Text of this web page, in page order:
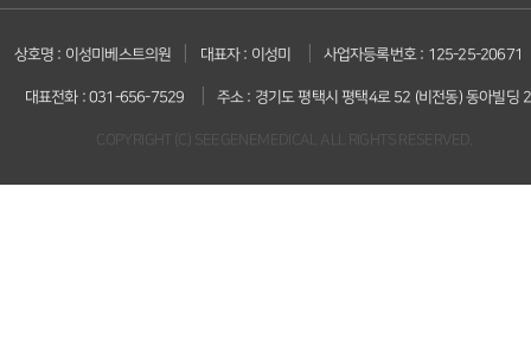
상호명 : 이성미베스트의원 대표자 : 이성미 사업자등록번호 : 125-25-20671
대표전화 : 031-656-7529 주소 : 경기도 평택시 평택4로 52 (비전동) 동아빌딩